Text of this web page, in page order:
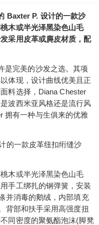
Baxter P. 设计的一款沙
木或半光泽黑染色山毛
采用皮革或麂皮材质，配
完美的沙发之选。其项
体现，设计曲线优美且正
料选择，Diana Chester
波西米亚风格还是流行风
拥有一种与生俱来的优雅
的一款皮革纽扣绗缝沙
木或半光泽黑染色山毛
手工绑扎的钢弹簧，安装
并消毒的鹅绒，内部填充
背部和扶手采用高强度扭
同密度的聚氨酯泡沫(脚凳